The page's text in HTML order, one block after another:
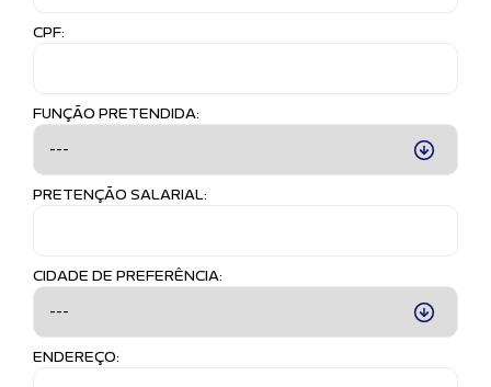
CPF:
FUNÇÃO PRETENDIDA:
PRETENÇÃO SALARIAL:
CIDADE DE PREFERÊNCIA:
ENDEREÇO: